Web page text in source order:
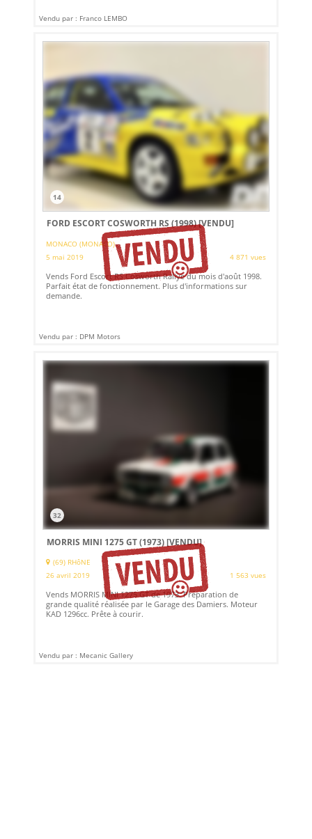
Vendu par : Franco LEMBO
14
FORD ESCORT COSWORTH RS (1998)[VENDU]
MONACO (MONACO)
5 mai 2019
4 871 vues
Vends Ford Escort RS Cosworth Rallye du mois d'août 1998.
Parfait état de fonctionnement. Plus d'informations sur
demande.
Vendu par : DPM Motors
32
MORRIS MINI 1275 GT (1973)[VENDU]
(69) RHôNE
26 avril 2019
1 563 vues
Vends MORRIS MINI 1275 GT de 1973. Préparation de
grande qualité réalisée par le Garage des Damiers. Moteur
KAD 1296cc. Prête à courir.
Vendu par : Mecanic Gallery